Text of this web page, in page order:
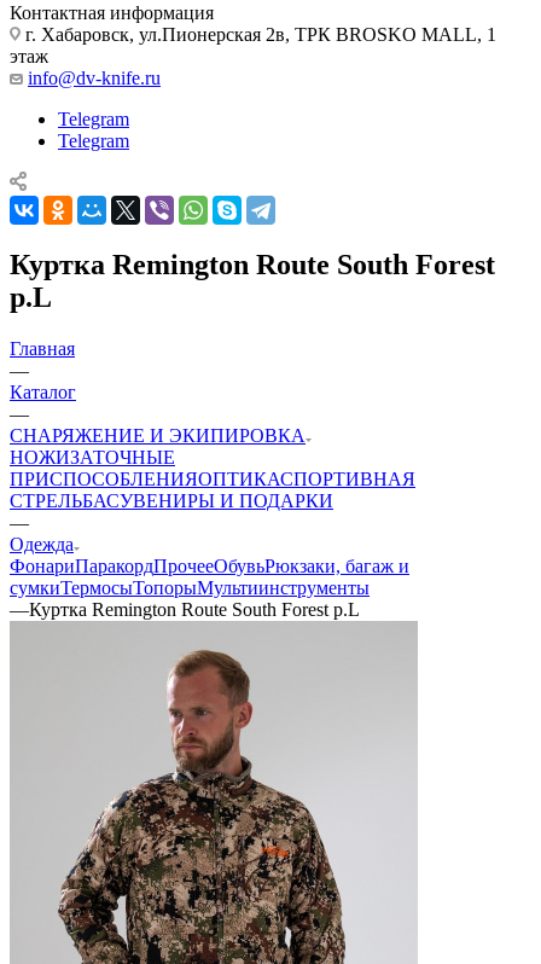
Контактная информация
г. Хабаровск, ул.Пионерская 2в, ТРК BROSKO MALL, 1
этаж
info@dv-knife.ru
Telegram
Telegram
Куртка Remington Route South Forest
р.L
Главная
—
Каталог
—
СНАРЯЖЕНИЕ И ЭКИПИРОВКА
НОЖИЗАТОЧНЫЕ
ПРИСПОСОБЛЕНИЯОПТИКАСПОРТИВНАЯ
СТРЕЛЬБАСУВЕНИРЫ И ПОДАРКИ
—
Одежда
ФонариПаракордПрочееОбувьРюкзаки, багаж и
сумкиТермосыТопорыМультиинструменты
—Куртка Remington Route South Forest р.L